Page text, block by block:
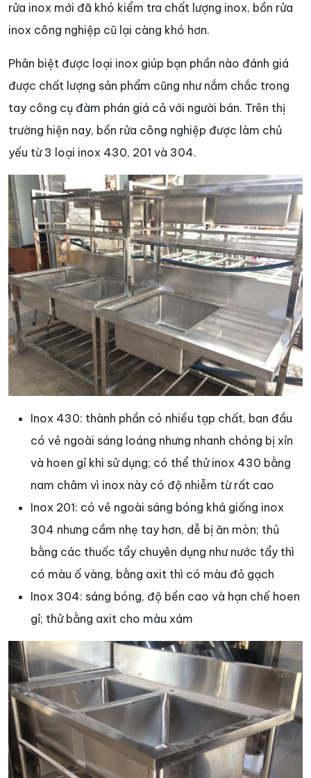
rửa inox mới đã khó kiểm tra chất lượng inox, bồn rửa
inox công nghiệp cũ lại càng khó hơn.
Phân biệt được loại inox giúp bạn phần nào đánh giá
được chất lượng sản phẩm cũng như nắm chắc trong
tay công cụ đàm phán giá cả với người bán. Trên thị
trường hiện nay, bồn rửa công nghiệp được làm chủ
yếu từ 3 loại inox 430, 201 và 304.
Inox 430: thành phần có nhiều tạp chất, ban đầu
có vẻ ngoài sáng loáng nhưng nhanh chóng bị xỉn
và hoen gỉ khi sử dụng; có thể thử inox 430 bằng
nam châm vì inox này có độ nhiễm từ rất cao
Inox 201: có vẻ ngoài sáng bóng khá giống inox
304 nhưng cầm nhẹ tay hơn, dễ bị ăn mòn; thủ
bằng các thuốc tẩy chuyên dụng như nước tẩy thì
có màu ố vàng, bằng axit thì có màu đỏ gạch
Inox 304: sáng bóng, độ bền cao và hạn chế hoen
gỉ; thử bằng axit cho màu xám